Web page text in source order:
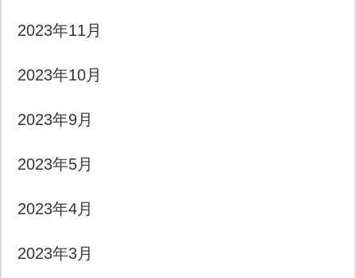
2023年11月
2023年10月
2023年9月
2023年5月
2023年4月
2023年3月